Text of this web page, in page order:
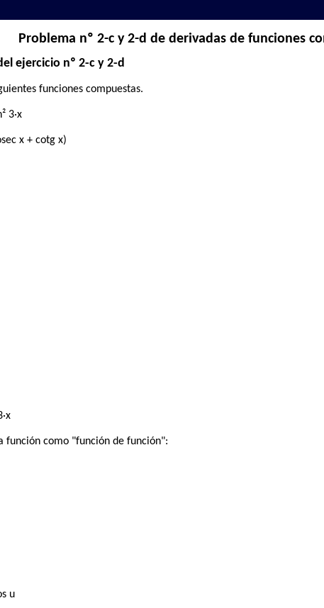
Problema nº 2-c y 2-d de derivadas de funciones
ejercicio nº 2-c y 2-d
funciones compuestas.
3·x
x + cotg x)
función como "función de función":
u